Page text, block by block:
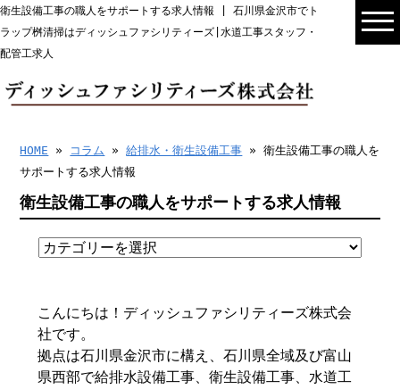
衛生設備工事の職人をサポートする求人情報 | 石川県金沢市でト
ラップ桝清掃はディッシュファシリティーズ|水道工事スタッフ・
配管工求人
HOME » コラム »給排水・衛生設備工事 » 衛生設備工事の職人を
サポートする求人情報
衛生設備工事の職人をサポートする求人情報
こんにちは！ディッシュファシリティーズ株式会
社です。
拠点は石川県金沢市に構え、石川県全域及び富山
県西部で給排水設備工事、衛生設備工事、水道工